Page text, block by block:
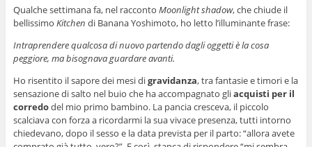
Qualche settimana fa, nel racconto Moonlight shadow, che chiude il
bellissimo Kitchen di Banana Yoshimoto, ho letto l’illuminante frase:
Intraprendere qualcosa di nuovo partendo dagli oggetti è la cosa
peggiore, ma bisognava guardare avanti.
Ho risentito il sapore dei mesi digravidanza, tra fantasie e timori e la
sensazione di salto nel buio che ha accompagnato gliacquisti per il
corredodel mio primo bambino. La pancia cresceva, il piccolo
scalciava con forza a ricordarmi la sua vivace presenza, tutti intorno
chiedevano, dopo il sesso e la data prevista per il parto: “allora avete